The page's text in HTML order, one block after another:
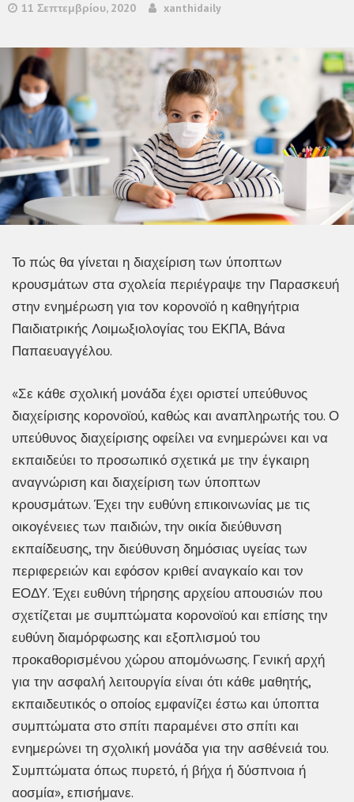
11 Σεπτεμβρίου, 2020 xanthidaily
Το πώς θα γίνεται η διαχείριση των ύποπτων
κρουσμάτων στα σχολεία περιέγραψε την Παρασκευή
στην ενημέρωση για τον κορονοϊό η καθηγήτρια
Παιδιατρικής Λοιμωξιολογίας του ΕΚΠΑ, Βάνα
Παπαευαγγέλου.
«Σε κάθε σχολική μονάδα έχει οριστεί υπεύθυνος
διαχείρισης κορονοϊού, καθώς και αναπληρωτής του. Ο
υπεύθυνος διαχείρισης οφείλει να ενημερώνει και να
εκπαιδεύει το προσωπικό σχετικά με την έγκαιρη
αναγνώριση και διαχείριση των ύποπτων
κρουσμάτων. Έχει την ευθύνη επικοινωνίας με τις
οικογένειες των παιδιών, την οικία διεύθυνση
εκπαίδευσης, την διεύθυνση δημόσιας υγείας των
περιφερειών και εφόσον κριθεί αναγκαίο και τον
ΕΟΔΥ. Έχει ευθύνη τήρησης αρχείου απουσιών που
σχετίζεται με συμπτώματα κορονοϊού και επίσης την
ευθύνη διαμόρφωσης και εξοπλισμού του
προκαθορισμένου χώρου απομόνωσης. Γενική αρχή
για την ασφαλή λειτουργία είναι ότι κάθε μαθητής,
εκπαιδευτικός ο οποίος εμφανίζει έστω και ύποπτα
συμπτώματα στο σπίτι παραμένει στο σπίτι και
ενημερώνει τη σχολική μονάδα για την ασθένειά του.
Συμπτώματα όπως πυρετό, ή βήχα ή δύσπνοια ή
αοσμία», επισήμανε.